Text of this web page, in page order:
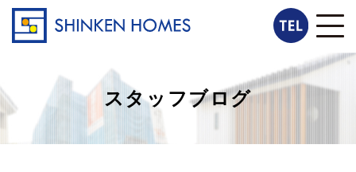
スタッフブログ